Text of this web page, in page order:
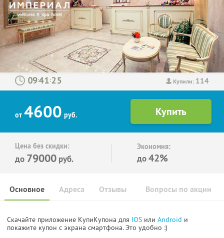
Купили: 114
: :
от 4600 руб.
Цена без скидки:
до 79000 руб.
Экономия:
до42%
Основное Отзывы Вопросы по акции
Адреса
Скачайте приложение КупиКупона для IOS или Android и
покажите купон с экрана смартфона. Это удобно :)